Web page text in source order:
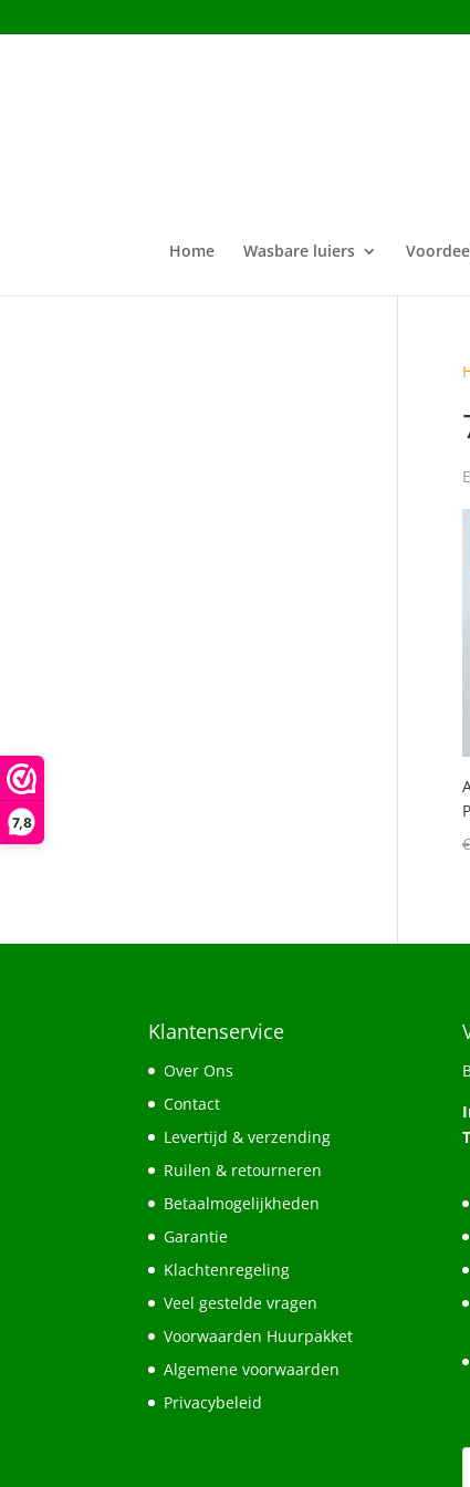
7,8
Home Wasbare luiers
€
Klantenservice
Over Ons
Contact
Levertijd & verzending
Ruilen & retourneren
Betaalmogelijkheden
Garantie
Klachtenregeling
Veel gestelde vragen
Voorwaarden Huurpakket
Algemene voorwaarden
Privacybeleid